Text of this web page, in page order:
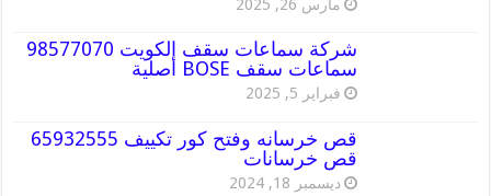
مارس 26, 2025
شركة سماعات سقف الكويت 98577070
سماعات سقف BOSE أصلية
فبراير 5, 2025
قص خرسانه وفتح كور تكييف 65932555
قص خرسانات
ديسمبر 18, 2024